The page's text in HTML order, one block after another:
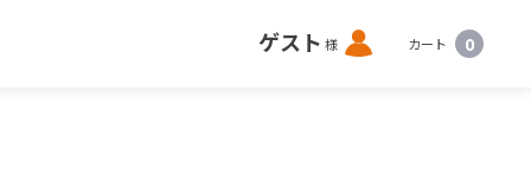
ゲスト 様 ロ
グ
カート 0